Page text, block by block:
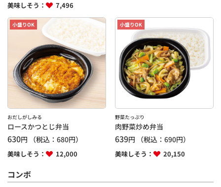
美味しそう： 7,496
小盛りOK
おだしがしみる
ロースかつとじ弁当
630円 （税込： 680円）
美味しそう： 12,000
小盛りOK
野菜たっぷり
肉野菜炒め弁当
639円 （税込：690円）
美味しそう： 20,150
コンボ